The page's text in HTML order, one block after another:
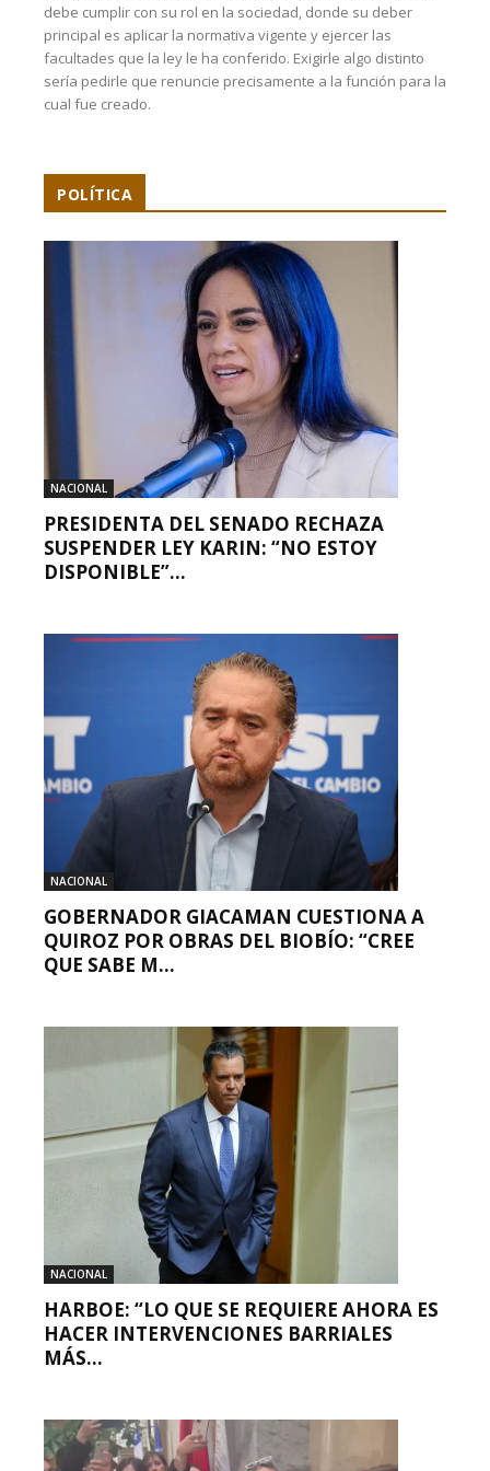
debe cumplir con su rol en la sociedad, donde su deber
principal es aplicar la normativa vigente y ejercer las
facultades que la ley le ha conferido. Exigirle algo distinto
sería pedirle que renuncie precisamente a la función para la
cual fue creado.
POLÍTICA
NACIONAL
PRESIDENTA DEL SENADO RECHAZA
SUSPENDER LEY KARIN: “NO ESTOY
DISPONIBLE”...
NACIONAL
GOBERNADOR GIACAMAN CUESTIONA A
QUIROZ POR OBRAS DEL BIOBÍO: “CREE
QUE SABE M...
NACIONAL
HARBOE: “LO QUE SE REQUIERE AHORA ES
HACER INTERVENCIONES BARRIALES
MÁS...